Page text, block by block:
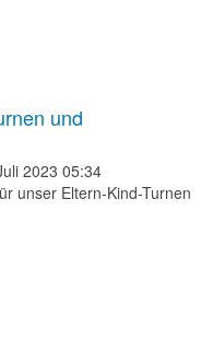
und
2023 05:34
unser Eltern-Kind-Turnen